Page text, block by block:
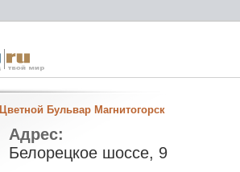
Цветной Бульвар Магнитогорск
Адрес:
Белорецкое шоссе, 9